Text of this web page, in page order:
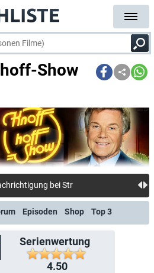
Show
Episoden Shop Top 3
Serienwertung
4.50